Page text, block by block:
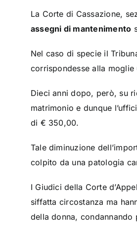
La Corte di Cassazione,
assegni di mantenimento
Nel caso di specie il
corrispondesse alla
Dieci anni dopo, però, su
matrimonio e dunque
di € 350,00.
Tale diminuzione
colpito da una patologia
I Giudici della Corte
siffatta circostanza ma
della donna,